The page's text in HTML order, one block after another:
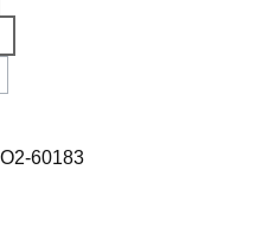
nicht verfügbar.)
nicht verfügbar.)
nicht verfügbar.)
60183